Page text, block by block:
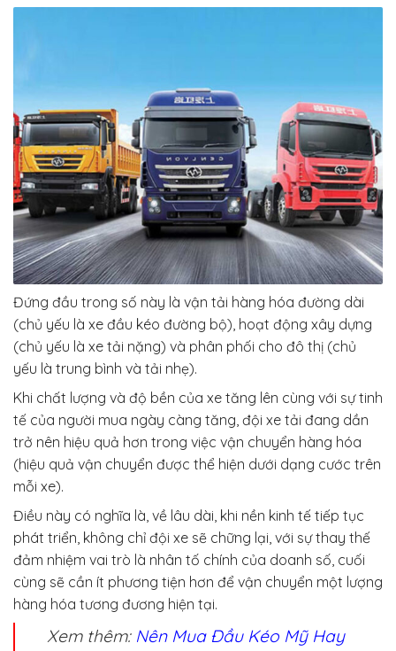
Đứng đầu trong số này là vận tải hàng hóa đường dài
(chủ yếu là xe đầu kéo đường bộ), hoạt động xây dựng
(chủ yếu là xe tải nặng) và phân phối cho đô thị (chủ
yếu là trung bình và tải nhẹ).
Khi chất lượng và độ bền của xe tăng lên cùng với sự tinh
tế của người mua ngày càng tăng, đội xe tải đang dần
trở nên hiệu quả hơn trong việc vận chuyển hàng hóa
(hiệu quả vận chuyển được thể hiện dưới dạng cước trên
mỗi xe).
Điều này có nghĩa là, về lâu dài, khi nền kinh tế tiếp tục
phát triển, không chỉ đội xe sẽ chững lại, với sự thay thế
đảm nhiệm vai trò là nhân tố chính của doanh số, cuối
cùng sẽ cần ít phương tiện hơn để vận chuyển một lượng
hàng hóa tương đương hiện tại.
Xem thêm: Nên Mua Đầu Kéo Mỹ Hay